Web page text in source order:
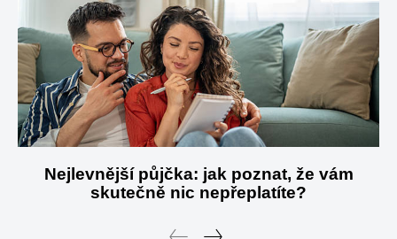
Nejlevnější půjčka: jak poznat, že vám
skutečně nic nepřeplatíte?